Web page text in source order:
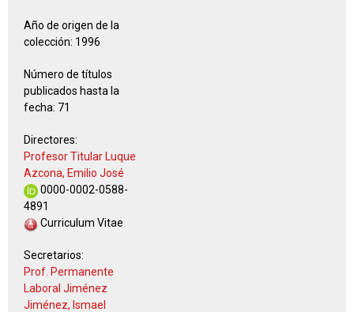
Año de origen de la
colección: 1996
Número de títulos
publicados hasta la
fecha: 71
Directores:
Profesor Titular Luque
Azcona, Emilio José
0000-0002-0588-
4891
Curriculum Vitae
Secretarios:
Prof. Permanente
Laboral Jiménez
Jiménez, Ismael